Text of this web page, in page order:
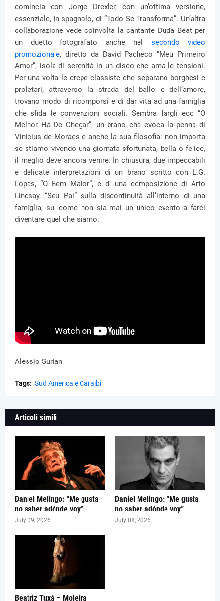
comincia con Jorge Drexler, con un’ottima versione,
essenziale, in spagnolo, di “Todo Se Transforma”. Un’altra
collaborazione vede coinvolta la cantante Duda Beat per
un duetto fotografato anche nel secondo video
promozionale, diretto da David Pacheco “Meu Primeiro
Amor”, isola di serenità in un disco che ama le tensioni.
Per una volta le crepe classiste che separano borghesi e
proletari, attraverso la strada del ballo e dell’amore,
trovano modo di ricomporsi e di dar vita ad una famiglia
che sfida le convenzioni sociali. Sembra fargli eco “O
Melhor Há De Chegar”, un brano che evoca la penna di
Vinicius de Moraes e anche la sua filosofia: non importa
se stiamo vivendo una giornata sfortunata, bella o felice,
il meglio deve ancora venire. In chiusura, due impeccabili
e delicate interpretazioni di un brano scritto con L.G.
Lopes, “O Bem Maior”, e di una composizione di Arto
Lindsay, “Seu Pai” sulla discontinuità all’interno di una
famiglia, sul come non sia mai un unico evento a farci
diventare quel che siamo.
Alessio Surian
Tags: Sud America e Caraibi
Articoli simili
Daniel Melingo: “Me gusta
no saber adónde voy”
July 09, 2026
Daniel Melingo: “Me gusta
no saber adónde voy”
July 08, 2026
Beatriz Tuxá – Moleira